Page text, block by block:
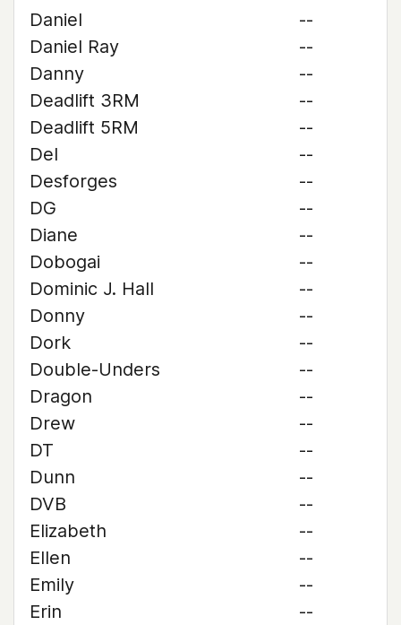
Daniel
--
Daniel Ray
--
Danny
--
Deadlift 3RM
--
Deadlift 5RM
--
Del
--
Desforges
--
DG
--
Diane
--
Dobogai
--
Dominic J. Hall
--
Donny
--
Dork
--
Double-Unders
--
Dragon
--
Drew
--
DT
--
Dunn
--
DVB
--
Elizabeth
--
Ellen
--
Emily
--
Erin
--